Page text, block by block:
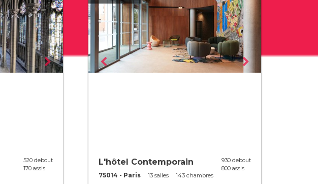
520 debout
170 assis
L'hôtel Contemporain
75014 - Paris 13 salles 143 chambres
930 debout
800 assis